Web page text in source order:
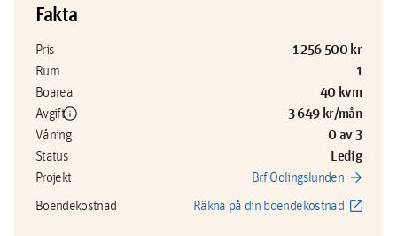
Fakta
Pris 1 256 500 kr
Rum 1
Boarea 40 kvm
Avgiftinfo 3 649 kr/mån
Våning 0 av 3
Status Ledig
Projekt Brf Odlingslunden arrow_forward
Boendekostnad Räkna på din boendekostnad open_in_new